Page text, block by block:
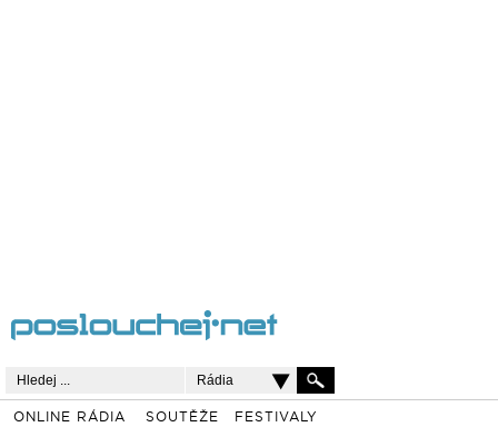
Rádia
ONLINE RÁDIA SOUTĚŽE FESTIVALY